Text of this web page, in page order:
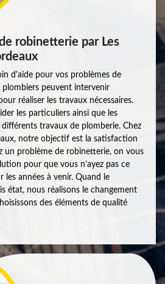
robinetterie par Les
d'aide pour vos problèmes de
plombiers peuvent intervenir
réaliser les travaux nécessaires.
les particuliers ainsi que les
travaux de plomberie. Chez
notre objectif est la satisfaction
un problème de robinetterie, on vous
pour que vous n’ayez pas ce
les années à venir. Quand le
état, nous réalisons le changement
des éléments de qualité